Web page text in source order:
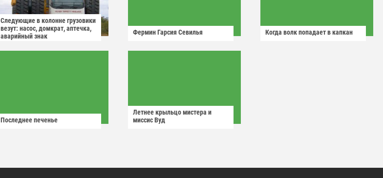
Следующие в колонне грузовики
везут: насос, домкрат, аптечка,
аварийный знак
Фермин Гарсия Севилья Когда волк попадает в капкан
Последнее печенье
Летнее крыльцо мистера и
миссис Вуд